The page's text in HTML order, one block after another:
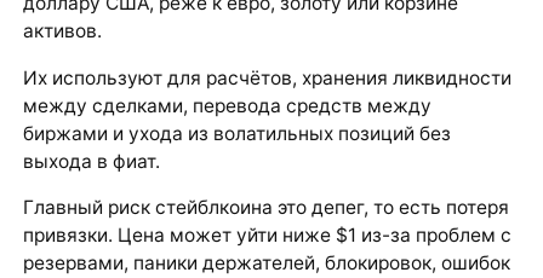
активов.
Их используют для расчётов, хранения ликвидности
между сделками, перевода средств между
биржами и ухода из волатильных позиций без
выхода в фиат.
Главный риск стейблкоина это депег, то есть потеря
привязки. Цена может уйти ниже $1 из-за проблем с
резервами, паники держателей, блокировок, ошибок